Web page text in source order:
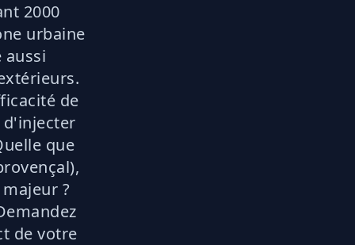
2000
urbaine
aussi
de
d'injecter
que
?
de votre